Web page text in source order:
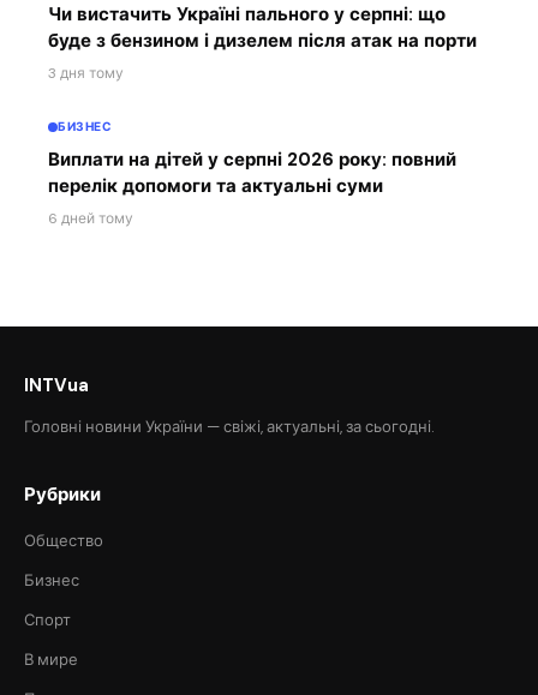
Чи вистачить Україні пального у серпні: що
буде з бензином і дизелем після атак на порти
3 дня тому
БИЗНЕС
Виплати на дітей у серпні 2026 року: повний
перелік допомоги та актуальні суми
6 дней тому
INTVua
Головні новини України — свіжі, актуальні, за сьогодні.
Рубрики
Общество
Бизнес
Спорт
В мире